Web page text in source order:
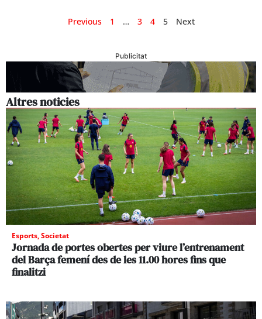
Previous 1 … 3 4 5 Next
Publicitat
Altres noticies
Esports,Societat
Jornada de portes obertes per viure l’entrenament
del Barça femení des de les 11.00 hores fins que
finalitzi